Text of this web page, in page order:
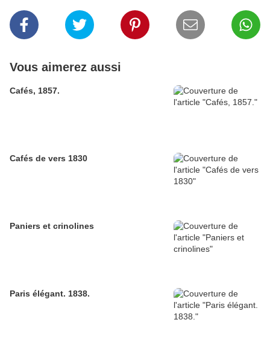
Vous aimerez aussi
Cafés, 1857.
Cafés de vers 1830
Paniers et crinolines
Paris élégant. 1838.